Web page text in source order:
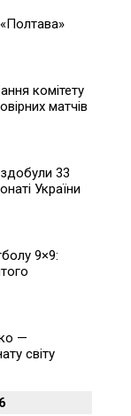
комітету
матчів
33
України
9×9:
—
світу